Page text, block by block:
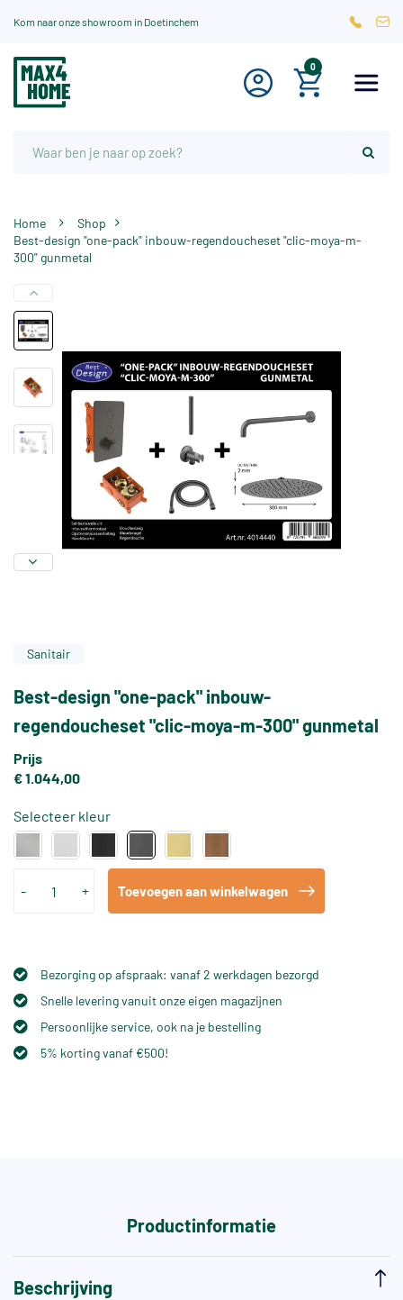
Kom naar onze showroom in Doetinchem
0
Home
Shop
Best-design "one-pack" inbouw-regendoucheset "clic-moya-m-
300" gunmetal
Sanitair
Best-design "one-pack" inbouw-
regendoucheset "clic-moya-m-300" gunmetal
Prijs
€ 1.044,00
Selecteer kleur
- + Toevoegen aan winkelwagen
Bezorging op afspraak: vanaf 2 werkdagen bezorgd
Snelle levering vanuit onze eigen magazijnen
Persoonlijke service, ook na je bestelling
5% korting vanaf €500!
Productinformatie
Beschrijving